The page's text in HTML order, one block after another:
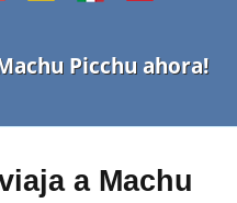
Picchu ahora!
a Machu